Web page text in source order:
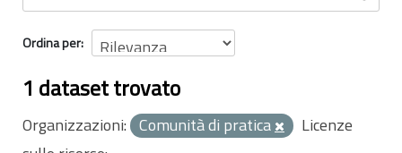
Ordina per
1 dataset trovato
Organizzazioni: Comunità di pratica
Licenze